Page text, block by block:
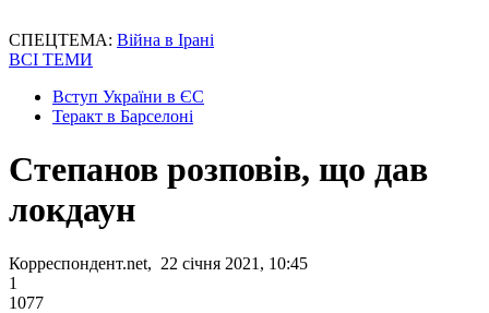
СПЕЦТЕМА: Війна в Ірані
ВСІ ТЕМИ
Вступ України в ЄС
Теракт в Барселоні
Степанов розповів, що дав
локдаун
Корреспондент.net, 22 січня 2021, 10:45
1
1077